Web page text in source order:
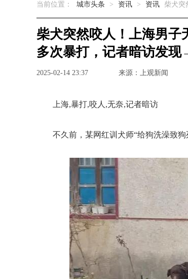
当前位置： 城市头条 > 资讯 > 资讯 柴犬突
柴犬突然咬人！上海男
多次暴打，记者暗访发现
2025-02-14 23:37 来源：上观新闻
上海,暴打,咬人,无奈,记者暗访
不久前，某网红训犬师“给狗洗澡致狗